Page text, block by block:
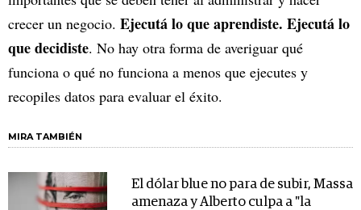
crecer un negocio. Ejecutá lo que aprendiste. Ejecutá lo
que decidiste. No hay otra forma de averiguar qué
funciona o qué no funciona a menos que ejecutes y
recopiles datos para evaluar el éxito.
MIRA TAMBIÉN
El dólar blue no para de subir, Massa
amenaza y Alberto culpa a "la